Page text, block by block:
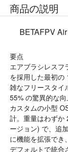
商品の説明
BETAFPV
要点
エアブラシレスフ
を採用した最初の
雑なフリースタイ
55% の驚異的な向
カスタムの小型
計。重量はわず
ージョン) で、追
に機能を拡張でき
デフォルトで統合